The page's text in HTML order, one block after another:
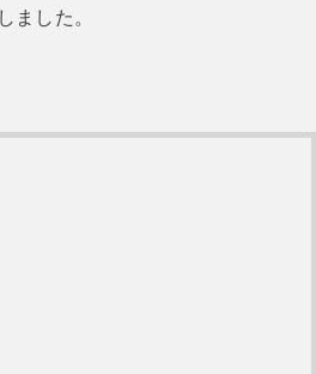
した。